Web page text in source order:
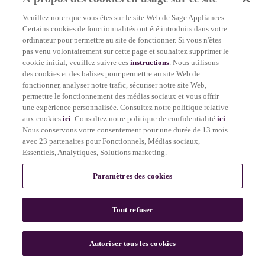
more information)
n
Veuillez noter que vous êtes sur le site Web de Sage Appliances.
Certains cookies de fonctionnalités ont été introduits dans votre
ordinateur pour permettre au site de fonctionner. Si vous n'êtes
pas venu volontairement sur cette page et souhaitez supprimer le
cookie initial, veuillez suivre cesinstructions. Nous utilisons
des cookies et des balises pour permettre au site Web de
fonctionner, analyser notre trafic, sécuriser notre site Web,
permettre le fonctionnement des médias sociaux et vous offrir
une expérience personnalisée. Consultez notre politique relative
aux cookiesici. Consultez notre politique de confidentialitéici.
Nous conservons votre consentement pour une durée de 13 mois
avec 23 partenaires pour Fonctionnels, Médias sociaux,
Essentiels, Analytiques, Solutions marketing.
Paramètres des cookies
Tout refuser
Autoriser tous les cookies